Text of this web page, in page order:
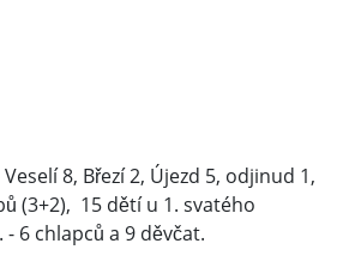
8, Březí 2, Újezd 5, odjinud 1,
(3+2), 15 dětí u 1. svatého
6 chlapců a 9 děvčat.